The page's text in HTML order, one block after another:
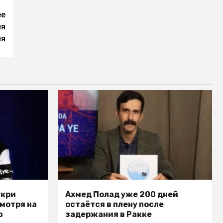
на
Ахмед Полад уже 200 дней
остаётся в плену после
задержания в Ракке